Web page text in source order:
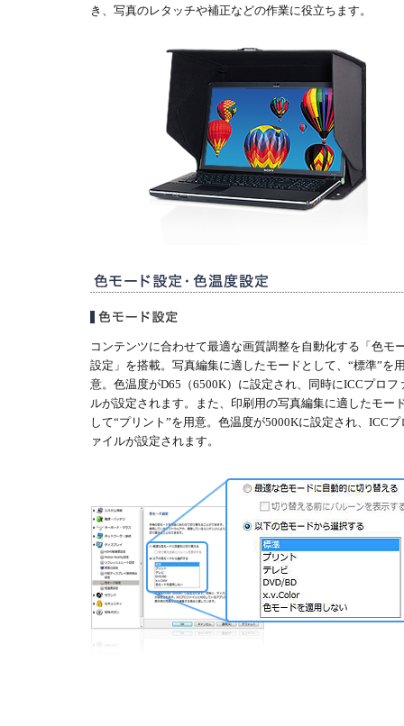
き、写真のレタッチや補正などの作業に役立ちます。
コンテンツに合わせて最適な画質調整を自動化する「色モ
設定」を搭載。写真編集に適したモードとして、“標準”を
意。色温度がD65（6500K）に設定され、同時にICCプロフ
ルが設定されます。また、印刷用の写真編集に適したモー
して“プリント”を用意。色温度が5000Kに設定され、ICCプ
ァイルが設定されます。